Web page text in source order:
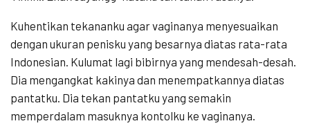
Kuhentikan tekananku agar vaginanya menyesuaikan
dengan ukuran penisku yang besarnya diatas rata-rata
Indonesian. Kulumat lagi bibirnya yang mendesah-desah.
Dia mengangkat kakinya dan menempatkannya diatas
pantatku. Dia tekan pantatku yang semakin
memperdalam masuknya kontolku ke vaginanya.